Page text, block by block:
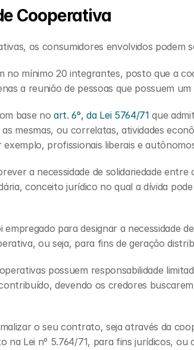
Cooperativa
os consumidores envolvidos podem
no mínimo 20 integrantes, posto que a
a reunião de pessoas que possuem
base no art. 6º, da Lei 5764/71 que
mesmas, ou correlatas, atividades
profissionais liberais e
a necessidade de solidariedade
conceito jurídico no qual a dívida
para designar a necessidade
ou seja, para fins de geração
possuem responsabilidade
devendo os credores
o seu contrato, seja através da
na Lei nº 5.764/71, para fins jurídicos,